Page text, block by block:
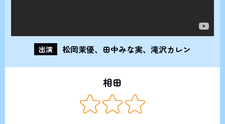
出演 松岡茉優、田中みな実、滝沢カレン
相田